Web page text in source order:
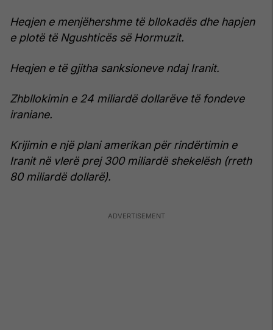
Heqjen e menjëhershme të bllokadës dhe hapjen
e plotë të Ngushticës së Hormuzit.
Heqjen e të gjitha sanksioneve ndaj Iranit.
Zhbllokimin e 24 miliardë dollarëve të fondeve
iraniane.
Krijimin e një plani amerikan për rindërtimin e
Iranit në vlerë prej 300 miliardë shekelësh (rreth
80 miliardë dollarë).